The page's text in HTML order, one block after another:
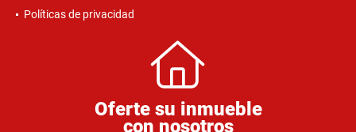
Políticas de privacidad
Oferte su inmueble
con nosotros